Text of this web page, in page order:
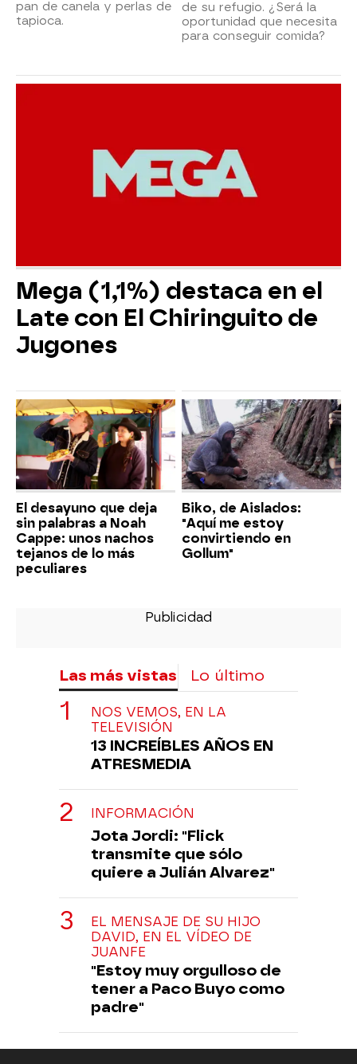
pan de canela y perlas de
tapioca.
de su refugio. ¿Será la
oportunidad que necesita
para conseguir comida?
Mega (1,1%) destaca en el
Late con El Chiringuito de
Jugones
El desayuno que deja
sin palabras a Noah
Cappe: unos nachos
tejanos de lo más
peculiares
Biko, de Aislados:
"Aquí me estoy
convirtiendo en
Gollum"
Las más vistas Lo último
NOS VEMOS, EN LA
TELEVISIÓN
13 INCREÍBLES AÑOS EN
ATRESMEDIA
INFORMACIÓN
Jota Jordi: "Flick
transmite que sólo
quiere a Julián Alvarez"
EL MENSAJE DE SU HIJO
DAVID, EN EL VÍDEO DE
JUANFE
"Estoy muy orgulloso de
tener a Paco Buyo como
padre"